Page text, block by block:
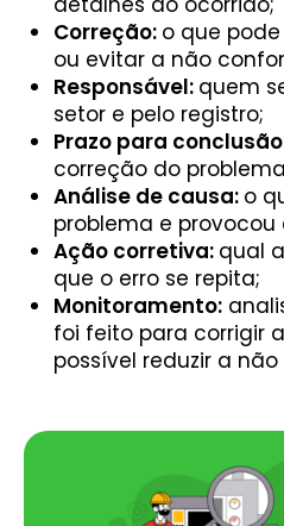
Correção: o que
ou evitar a não
Responsável: quem
setor e pelo registro;
Prazo para
correção do
Análise de causa: o
problema e
Ação corretiva: qual
que o erro se repita;
Monitoramento:
foi feito para corrigir
possível reduzir a